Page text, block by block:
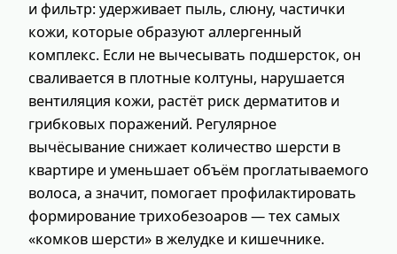
и фильтр: удерживает пыль, слюну, частички
кожи, которые образуют аллергенный
комплекс. Если не вычесывать подшерсток, он
сваливается в плотные колтуны, нарушается
вентиляция кожи, растёт риск дерматитов и
грибковых поражений. Регулярное
вычёсывание снижает количество шерсти в
квартире и уменьшает объём проглатываемого
волоса, а значит, помогает профилактировать
формирование трихобезоаров — тех самых
«комков шерсти» в желудке и кишечнике.